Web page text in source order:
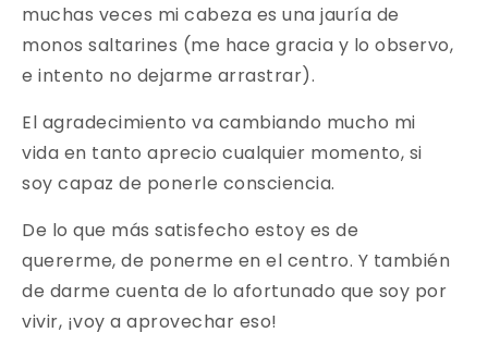
muchas veces mi cabeza es una jauría de
monos saltarines (me hace gracia y lo observo,
e intento no dejarme arrastrar).
El agradecimiento va cambiando mucho mi
vida en tanto aprecio cualquier momento, si
soy capaz de ponerle consciencia.
De lo que más satisfecho estoy es de
quererme, de ponerme en el centro. Y también
de darme cuenta de lo afortunado que soy por
vivir, ¡voy a aprovechar eso!